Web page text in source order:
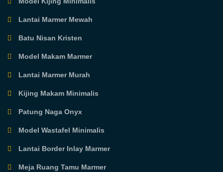
Lantai Marmer Mewah
Batu Nisan Kristen
Model Makam Marmer
Lantai Marmer Murah
Kijing Makam Minimalis
Patung Naga Onyx
Model Wastafel Minimalis
Lantai Border Inlay Marmer
Meja Ruang Tamu Marmer